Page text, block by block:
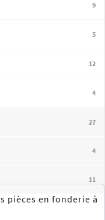
9
5
12
4
27
4
11
pièces en fonderie à